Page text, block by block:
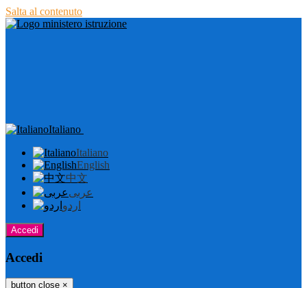
Salta al contenuto
Italiano
Italiano
English
中文
عربى
اردو
Accedi
Accedi
button close ×